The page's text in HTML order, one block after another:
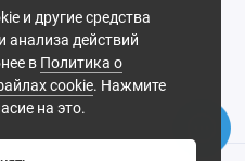
и другие средства
анализа действий
в Политика о
cookie. Нажмите
на это.